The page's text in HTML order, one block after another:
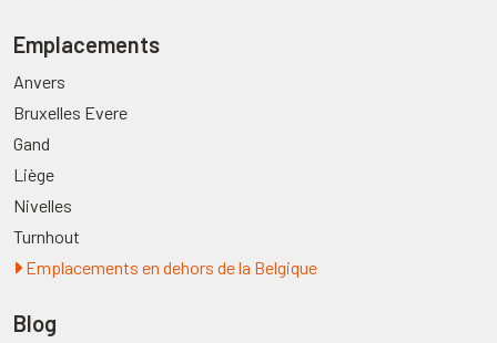
Emplacements
Anvers
Bruxelles Evere
Gand
Liège
Nivelles
Turnhout
Emplacements en dehors de la Belgique
Blog